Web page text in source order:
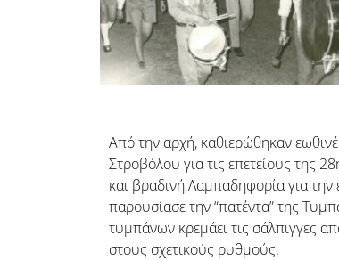
Από την αρχή, καθιερώθηκαν
Στροβόλου για τις επετείους της
και βραδινή Λαμπαδηφορία για
παρουσίασε την “πατέντα” της
τυμπάνων κρεμάει τις σάλπιγγες
στους σχετικούς ρυθμούς.